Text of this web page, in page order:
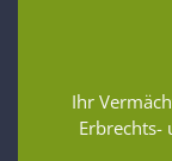
Ihr
Erbrechts-